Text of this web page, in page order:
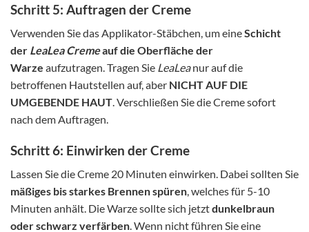
Schritt 5: Auftragen der Creme
Verwenden Sie das Applikator-Stäbchen, um eineSchicht
der LeaLea Cremeauf die Oberfläche der
Warze aufzutragen. Tragen Sie LeaLeanur auf die
betroffenen Hautstellen auf, aber NICHT AUF DIE
UMGEBENDE HAUT. Verschließen Sie die Creme sofort
nach dem Auftragen.
Schritt 6: Einwirken der Creme
Lassen Sie die Creme 20 Minuten einwirken. Dabei sollten Sie
mäßiges bis starkes Brennen spüren, welches für 5-10
Minuten anhält. Die Warze sollte sich jetztdunkelbraun
oder schwarz verfärben. Wenn nicht führen Sie eine